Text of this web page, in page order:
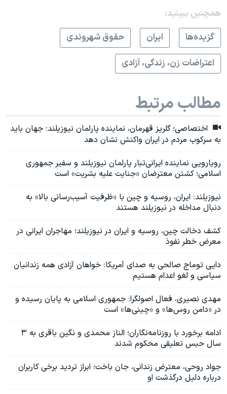
همچنبن ببینید:
گزيده‌ها
ايران
حقوق شهروندی
اعتراضات زن، زندگی، آزادی
مطالب مرتبط
اختصاصی؛ گلریز قهرمان، نماینده پارلمان نیوزیلند: جهان باید
به سرکوب مردم در ایران واکنش نشان دهد
رویارویی نماینده ایرانی‌تبار پارلمان نیوزیلند و سفیر جمهوری
اسلامی؛ کشتن معترضان «جنایت علیه بشریت» است
نیوزیلند: ایران، روسیه و چین با «ظرفیت آسیب‌رسانی بالا» به
دنبال مداخله در نیوزیلند هستند
کشف دخالت چین، روسیه و ایران در نیوزیلند؛ مهاجران ایرانی در
معرض خطر نفوذ
دایی توماج صالحی به صدای آمریکا: خواهان آزادی همه زندانیان
سیاسی و لغو اعدام هستیم
مهدی نصیری، فعال اصولگرا: جمهوری اسلامی به پایان رسیده و
در «دامن روس‌ها» و «چینی‌ها» است
ادامه برخورد با روزنامه‌نگاران؛ الناز محمدی و نگین باقری به ۳
سال حبس تعلیقی محکوم شدند
جواد روحی، معترض زندانی، جان باخت؛ ابراز تردید برخی کاربران
درباره دلیل درگذشت او